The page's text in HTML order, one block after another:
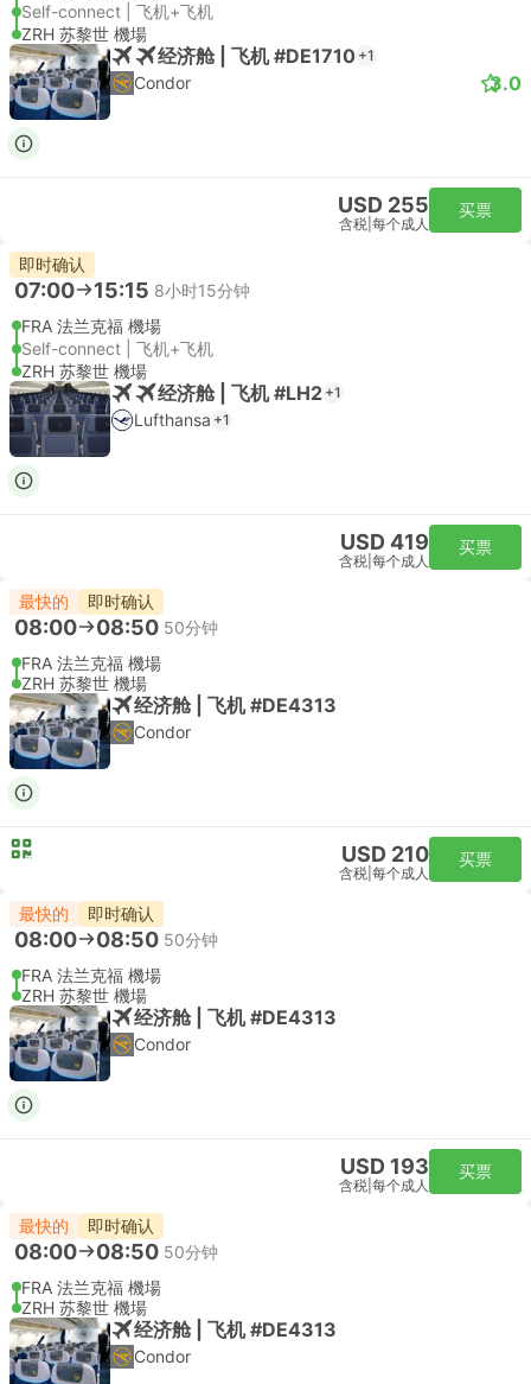
Self-connect | 飞机+飞机
ZRH 苏黎世 機場
经济舱 | 飞机 #DE1710 +1
Condor 3.0
USD 255
含税 每个成人
买票
即时确认
07:00 15:15 8小时15分钟
FRA 法兰克福 機場
Self-connect | 飞机+飞机
ZRH 苏黎世 機場
经济舱 | 飞机 #LH2 +1
Lufthansa +1
USD 419
含税 每个成人
买票
最快的 即时确认
08:00 08:50 50分钟
FRA 法兰克福 機場
ZRH 苏黎世 機場
经济舱 | 飞机 #DE4313
Condor
USD 210
含税 每个成人
买票
最快的 即时确认
08:00 08:50 50分钟
FRA 法兰克福 機場
ZRH 苏黎世 機場
经济舱 | 飞机 #DE4313
Condor
USD 193
含税 每个成人
买票
最快的 即时确认
08:00 08:50 50分钟
FRA 法兰克福 機場
ZRH 苏黎世 機場
经济舱 | 飞机 #DE4313
Condor